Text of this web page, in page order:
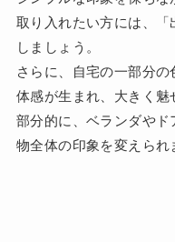
取り入れたい方には、
しましょう。
さらに、自宅の一部分
体感が生まれ、大きく魅
部分的に、ベランダや
物全体の印象を変えられ